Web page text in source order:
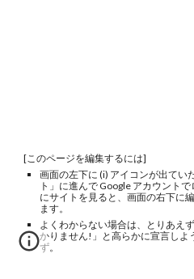
[このページを編集するには]
画面の左下に (i) アイコンが出てい
ト」に進んで Google アカウント
にサイトを見ると、画面の右下に
ます。
よくわからない場合は、とりあえ
かりません!」と高らかに宣言しよ
ず。